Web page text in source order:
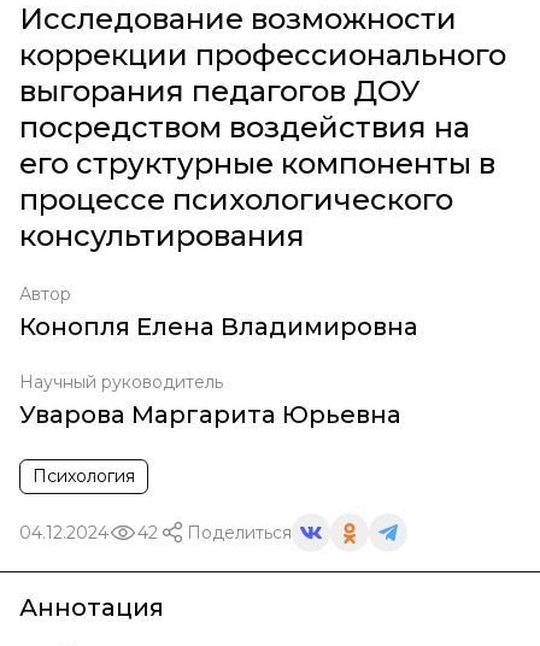
Исследование возможности
коррекции профессионального
выгорания педагогов ДОУ
посредством воздействия на
его структурные компоненты в
процессе психологического
консультирования
Автор
Конопля Елена Владимировна
Научный руководитель
Уварова Маргарита Юрьевна
Психология
04.12.2024 42 Поделиться
Аннотация